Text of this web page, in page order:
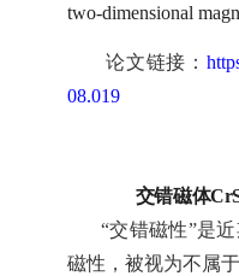
two-dimensional
论文链接：
08.019
交错磁体
“交错磁性”是
磁性，被视为不属